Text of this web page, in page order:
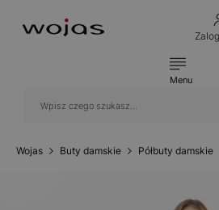
Menu
Wojas Buty damskie Półbuty damskie